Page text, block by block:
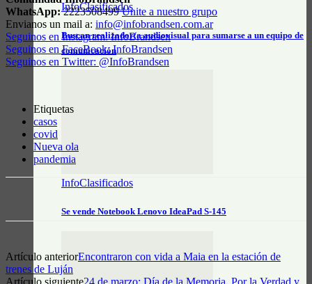
InfoClasificados
Buscan realizador/a audiovisual para sumarse a un equipo de
comunicación
InfoClasificados
Se vende Notebook Lenovo IdeaPad S-145
WhatsApp:2223508499Unite a nuestro grupo
Envianos un mail a: info@infobrandsen.com.ar
Seguinos en Instagram: InfoBrandsen
Seguinos en FaceBook: InfoBrandsen
Seguinos en Twitter: @InfoBrandsen
Etiquetas
casos
covid
Nueva ola
pandemia
Artículo anteriorEncontraron con vida a Maia en la estación de
trenes de Luján
Artículo siguiente24 de marzo: Día de la Memoria, Por la Verdad y